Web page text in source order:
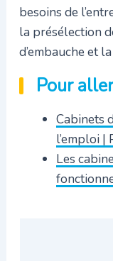
besoins de
la présélection
d’embauche et
Pour
Cabinets
l’emploi |
Les